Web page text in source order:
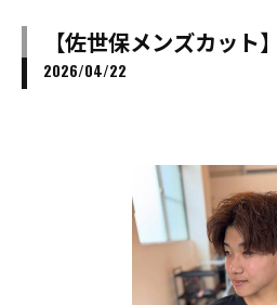
【佐世保メンズカット】
2026/04/22